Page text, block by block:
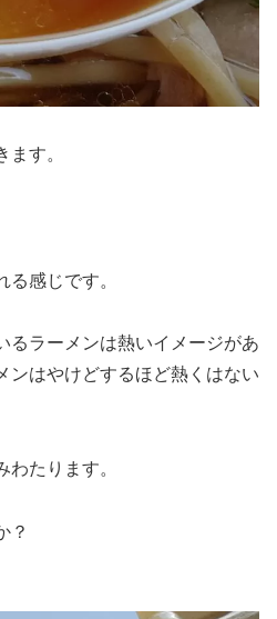
す。
る感じです。
るラーメンは熱いイメージがあ
ンはやけどするほど熱くはない
たります。
？